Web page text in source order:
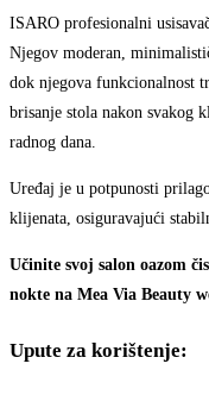
ISARO profesionalni
Njegov moderan,
dok njegova funkcionalnost
brisanje stola nakon svakog
radnog dana.
Uređaj je u potpunosti
klijenata, osiguravajući
Učinite svoj salon oazom
nokte na Mea Via Beauty
Upute za korištenje: